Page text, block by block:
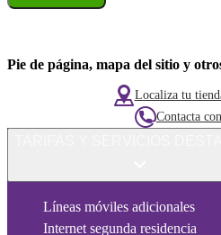
Pie de página, mapa del sitio y
Localiza tu
Contacta
Líneas móviles adicionales
Internet segunda residencia